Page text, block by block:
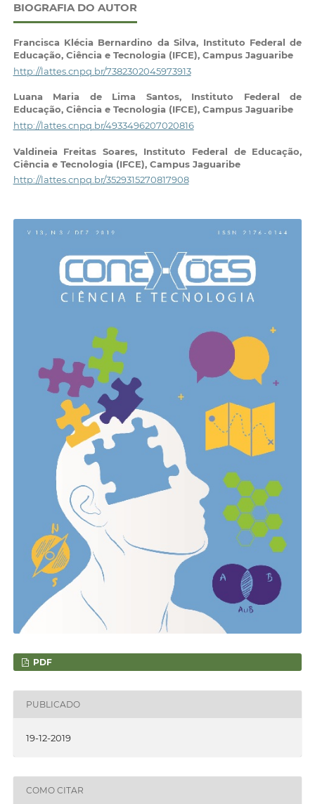
BIOGRAFIA DO AUTOR
Francisca Klécia Bernardino da Silva, Instituto Federal de
Educação, Ciência e Tecnologia (IFCE), Campus Jaguaribe
http://lattes.cnpq.br/7382302045973913
Luana Maria de Lima Santos, Instituto Federal de
Educação, Ciência e Tecnologia (IFCE), Campus Jaguaribe
http://lattes.cnpq.br/4933496207020816
Valdineia Freitas Soares, Instituto Federal de Educação,
Ciência e Tecnologia (IFCE), Campus Jaguaribe
http://lattes.cnpq.br/3529315270817908
PDF
PUBLICADO
19-12-2019
COMO CITAR